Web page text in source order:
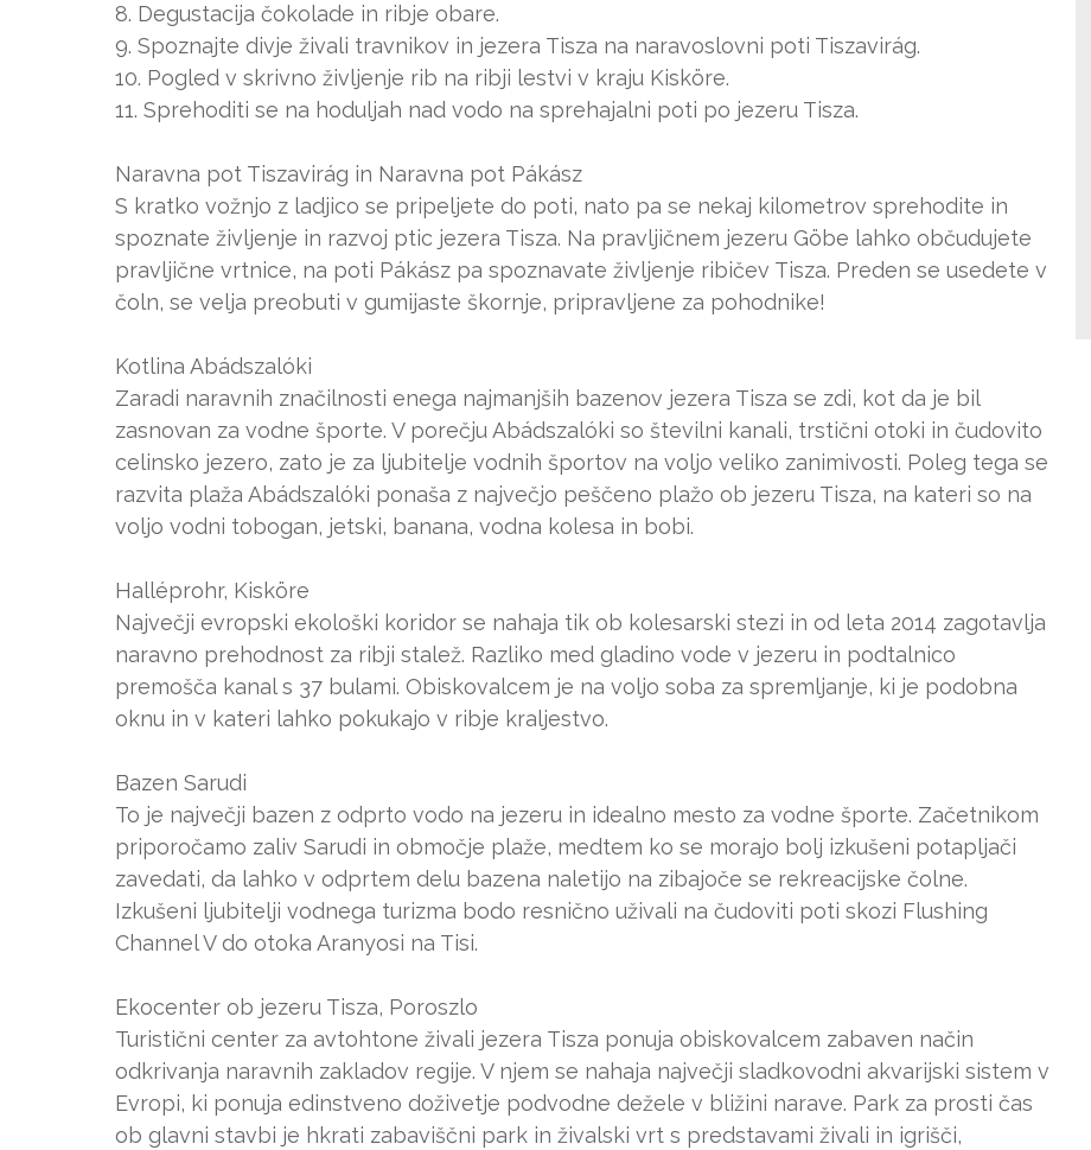
8. Degustacija čokolade in ribje obare.
9. Spoznajte divje živali travnikov in jezera Tisza na naravoslovni poti Tiszavirág.
10. Pogled v skrivno življenje rib na ribji lestvi v kraju Kisköre.
11. Sprehoditi se na hoduljah nad vodo na sprehajalni poti po jezeru Tisza.
Naravna pot Tiszavirág in Naravna pot Pákász
S kratko vožnjo z ladjico se pripeljete do poti, nato pa se nekaj kilometrov sprehodite in
spoznate življenje in razvoj ptic jezera Tisza. Na pravljičnem jezeru Göbe lahko občudujete
pravljične vrtnice, na poti Pákász pa spoznavate življenje ribičev Tisza. Preden se usedete v
čoln, se velja preobuti v gumijaste škornje, pripravljene za pohodnike!
Kotlina Abádszalóki
Zaradi naravnih značilnosti enega najmanjših bazenov jezera Tisza se zdi, kot da je bil
zasnovan za vodne športe. V porečju Abádszalóki so številni kanali, trstični otoki in čudovito
celinsko jezero, zato je za ljubitelje vodnih športov na voljo veliko zanimivosti. Poleg tega se
razvita plaža Abádszalóki ponaša z največjo peščeno plažo ob jezeru Tisza, na kateri so na
voljo vodni tobogan, jetski, banana, vodna kolesa in bobi.
Halléprohr, Kisköre
Največji evropski ekološki koridor se nahaja tik ob kolesarski stezi in od leta 2014 zagotavlja
naravno prehodnost za ribji stalež. Razliko med gladino vode v jezeru in podtalnico
premošča kanal s 37 bulami. Obiskovalcem je na voljo soba za spremljanje, ki je podobna
oknu in v kateri lahko pokukajo v ribje kraljestvo.
Bazen Sarudi
To je največji bazen z odprto vodo na jezeru in idealno mesto za vodne športe. Začetnikom
priporočamo zaliv Sarudi in območje plaže, medtem ko se morajo bolj izkušeni potapljači
zavedati, da lahko v odprtem delu bazena naletijo na zibajoče se rekreacijske čolne.
Izkušeni ljubitelji vodnega turizma bodo resnično uživali na čudoviti poti skozi Flushing
Channel V do otoka Aranyosi na Tisi.
Ekocenter ob jezeru Tisza, Poroszlo
Turistični center za avtohtone živali jezera Tisza ponuja obiskovalcem zabaven način
odkrivanja naravnih zakladov regije. V njem se nahaja največji sladkovodni akvarijski sistem v
Evropi, ki ponuja edinstveno doživetje podvodne dežele v bližini narave. Park za prosti čas
ob glavni stavbi je hkrati zabaviščni park in živalski vrt s predstavami živali in igrišči,